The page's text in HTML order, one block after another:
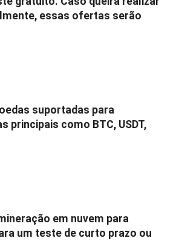
essas ofertas serão
suportadas para
como BTC, USDT,
em nuvem para
um teste de curto prazo ou